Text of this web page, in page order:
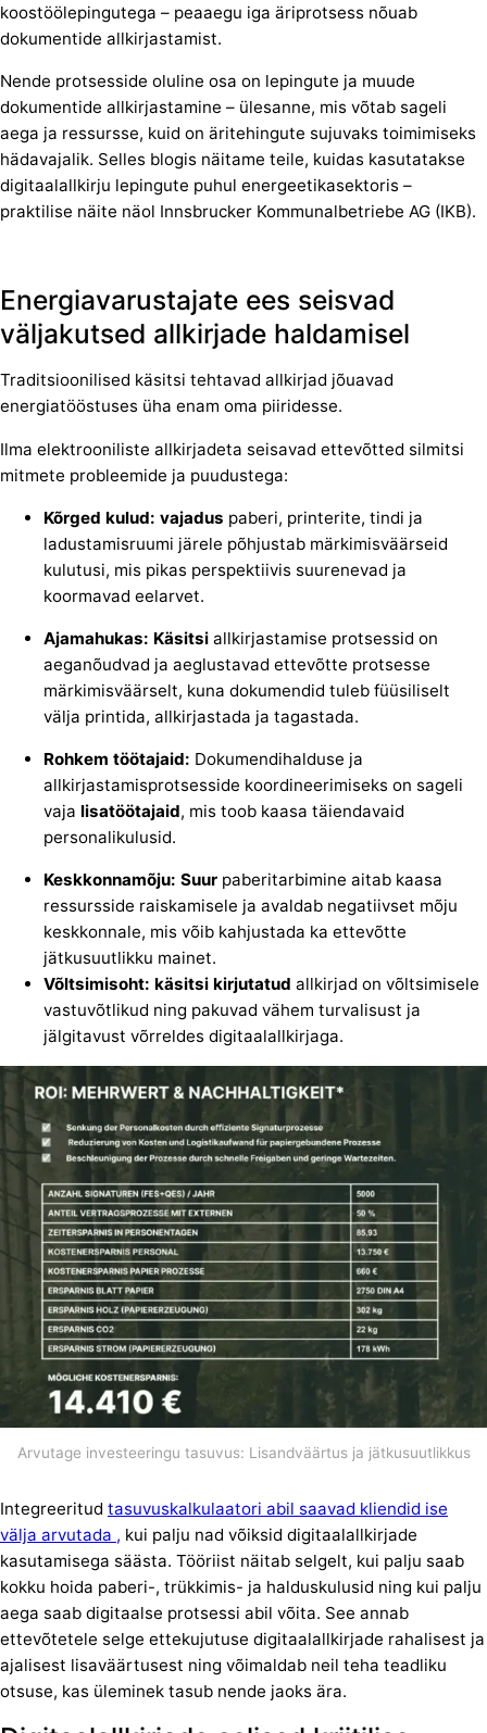
koostöölepingutega – peaaegu iga äriprotsess nõuab
dokumentide allkirjastamist.
Nende protsesside oluline osa on lepingute ja muude
dokumentide allkirjastamine – ülesanne, mis võtab sageli
aega ja ressursse, kuid on äritehingute sujuvaks toimimiseks
hädavajalik. Selles blogis näitame teile, kuidas kasutatakse
digitaalallkirju lepingute puhul energeetikasektoris –
praktilise näite näol Innsbrucker Kommunalbetriebe AG (IKB).
Energiavarustajate ees seisvad
väljakutsed allkirjade haldamisel
Traditsioonilised käsitsi tehtavad allkirjad jõuavad
energiatööstuses üha enam oma piiridesse.
Ilma elektrooniliste allkirjadeta seisavad ettevõtted silmitsi
mitmete probleemide ja puudustega:
Kõrged kulud: vajadus paberi, printerite, tindi ja
ladustamisruumi järele põhjustab märkimisväärseid
kulutusi, mis pikas perspektiivis suurenevad ja
koormavad eelarvet.
Ajamahukas: Käsitsi allkirjastamise protsessid on
aeganõudvad ja aeglustavad ettevõtte protsesse
märkimisväärselt, kuna dokumendid tuleb füüsiliselt
välja printida, allkirjastada ja tagastada.
Rohkem töötajaid: Dokumendihalduse ja
allkirjastamisprotsesside koordineerimiseks on sageli
vaja lisatöötajaid, mis toob kaasa täiendavaid
personalikulusid.
Keskkonnamõju: Suur paberitarbimine aitab kaasa
ressursside raiskamisele ja avaldab negatiivset mõju
keskkonnale, mis võib kahjustada ka ettevõtte
jätkusuutlikku mainet.
Võltsimisoht: käsitsi kirjutatud allkirjad on võltsimisele
vastuvõtlikud ning pakuvad vähem turvalisust ja
jälgitavust võrreldes digitaalallkirjaga.
Arvutage investeeringu tasuvus: Lisandväärtus ja jätkusuutlikkus
Integreeritud tasuvuskalkulaatori abil saavad kliendid ise
välja arvutada , kui palju nad võiksid digitaalallkirjade
kasutamisega säästa. Tööriist näitab selgelt, kui palju saab
kokku hoida paberi-, trükkimis- ja halduskulusid ning kui palju
aega saab digitaalse protsessi abil võita. See annab
ettevõtetele selge ettekujutuse digitaalallkirjade rahalisest ja
ajalisest lisaväärtusest ning võimaldab neil teha teadliku
otsuse, kas üleminek tasub nende jaoks ära.